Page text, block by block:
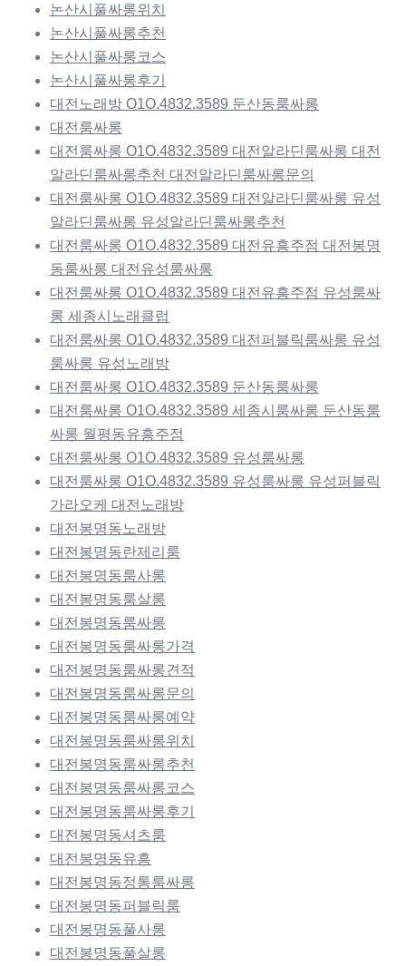
논산시풀싸롱위치
논산시풀싸롱추천
논산시풀싸롱코스
논산시풀싸롱후기
대전노래방 O1O.4832.3589 둔산동룸싸롱
대전룸싸롱
대전룸싸롱 O1O.4832.3589 대전알라딘룸싸롱 대전
알라딘룸싸롱추천 대전알라딘룸싸롱문의
대전룸싸롱 O1O.4832.3589 대전알라딘룸싸롱 유성
알라딘룸싸롱 유성알라딘룸싸롱추천
대전룸싸롱 O1O.4832.3589 대전유흥주점 대전봉명
동룸싸롱 대전유성룸싸롱
대전룸싸롱 O1O.4832.3589 대전유흥주점 유성룸싸
롱 세종시노래클럽
대전룸싸롱 O1O.4832.3589 대전퍼블릭룸싸롱 유성
룸싸롱 유성노래방
대전룸싸롱 O1O.4832.3589 둔산동룸싸롱
대전룸싸롱 O1O.4832.3589 세종시룸싸롱 둔산동룸
싸롱 월평동유흥주점
대전룸싸롱 O1O.4832.3589 유성룸싸롱
대전룸싸롱 O1O.4832.3589 유성룸싸롱 유성퍼블릭
가라오케 대전노래방
대전봉명동노래방
대전봉명동란제리룸
대전봉명동룸사롱
대전봉명동룸살롱
대전봉명동룸싸롱
대전봉명동룸싸롱가격
대전봉명동룸싸롱견적
대전봉명동룸싸롱문의
대전봉명동룸싸롱예약
대전봉명동룸싸롱위치
대전봉명동룸싸롱추천
대전봉명동룸싸롱코스
대전봉명동룸싸롱후기
대전봉명동셔츠룸
대전봉명동유흥
대전봉명동정통룸싸롱
대전봉명동퍼블릭룸
대전봉명동풀사롱
대전봉명동풀살롱